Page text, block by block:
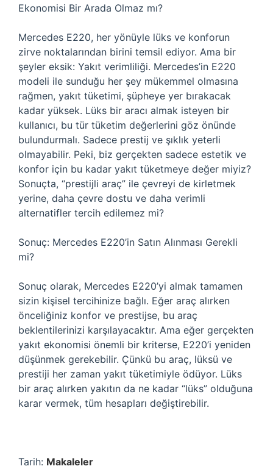
Ekonomisi Bir Arada Olmaz mı?
Mercedes E220, her yönüyle lüks ve konforun
zirve noktalarından birini temsil ediyor. Ama bir
şeyler eksik: Yakıt verimliliği. Mercedes’in E220
modeli ile sunduğu her şey mükemmel olmasına
rağmen, yakıt tüketimi, şüpheye yer bırakacak
kadar yüksek. Lüks bir aracı almak isteyen bir
kullanıcı, bu tür tüketim değerlerini göz önünde
bulundurmalı. Sadece prestij ve şıklık yeterli
olmayabilir. Peki, biz gerçekten sadece estetik ve
konfor için bu kadar yakıt tüketmeye değer miyiz?
Sonuçta, “prestijli araç” ile çevreyi de kirletmek
yerine, daha çevre dostu ve daha verimli
alternatifler tercih edilemez mi?
Sonuç: Mercedes E220’in Satın Alınması Gerekli
mi?
Sonuç olarak, Mercedes E220’yi almak tamamen
sizin kişisel tercihinize bağlı. Eğer araç alırken
önceliğiniz konfor ve prestijse, bu araç
beklentilerinizi karşılayacaktır. Ama eğer gerçekten
yakıt ekonomisi önemli bir kriterse, E220’i yeniden
düşünmek gerekebilir. Çünkü bu araç, lüksü ve
prestiji her zaman yakıt tüketimiyle ödüyor. Lüks
bir araç alırken yakıtın da ne kadar “lüks” olduğuna
karar vermek, tüm hesapları değiştirebilir.
Tarih: Makaleler